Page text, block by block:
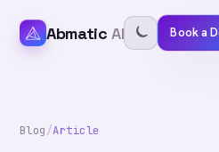
Abmatic AI Book a
Blog/Article